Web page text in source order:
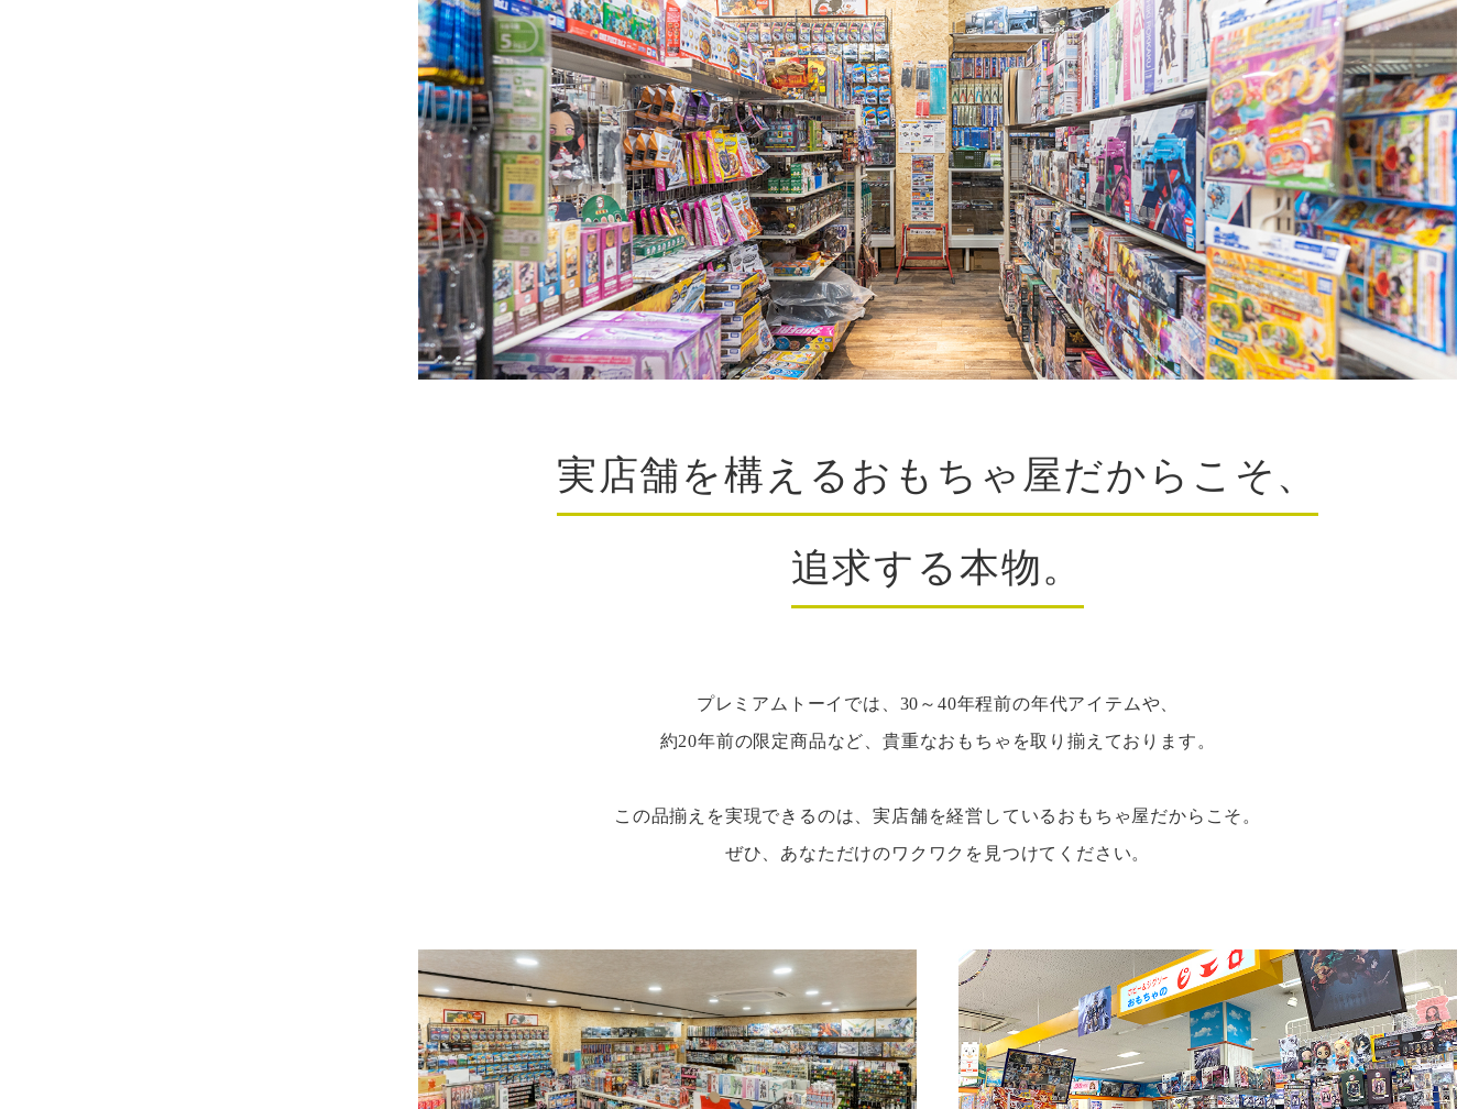
実店舗を構えるおもちゃ屋だからこそ、
追求する本物。
プレミアムトーイでは、30～40年程前の年代アイテムや、
約20年前の限定商品など、貴重なおもちゃを取り揃えております。
この品揃えを実現できるのは、実店舗を経営しているおもちゃ屋だからこそ。
ぜひ、あなただけのワクワクを見つけてください。